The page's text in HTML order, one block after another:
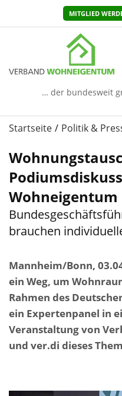
MITGLIED
… der bundesweit
Startseite Politik &
brauchen
Mannheim/Bonn,
ein Weg, um
Rahmen des
ein Expertenpanel in
Veranstaltung von
und ver.di dieses